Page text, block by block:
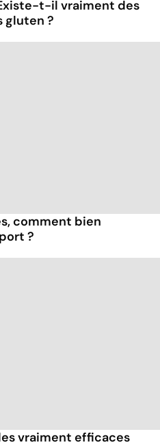
t-il vraiment des
gluten ?
comment bien
?
vraiment efficaces